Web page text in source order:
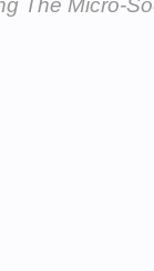
The Micro-